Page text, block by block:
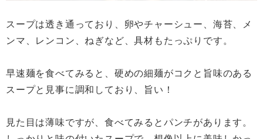
スープは透き通っており、卵やチャーシュー、海苔、メ
ンマ、レンコン、ねぎなど、具材もたっぷりです。
早速麺を食べてみると、硬めの細麺がコクと旨味のある
スープと見事に調和しており、旨い！
見た目は薄味ですが、食べてみるとパンチがあります。